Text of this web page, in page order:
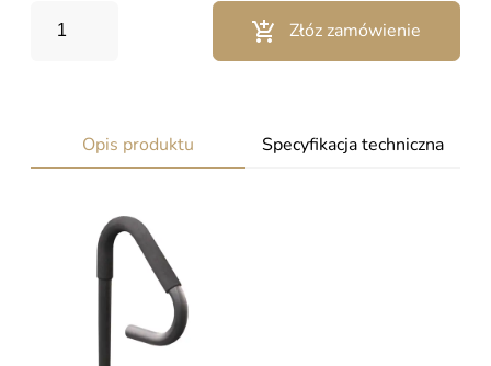
Złóz zamówienie
Opis produktu Specyfikacja techniczna